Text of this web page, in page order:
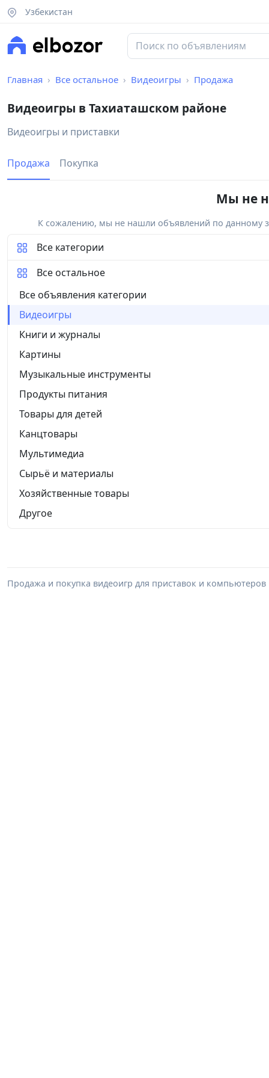
Узбекистан
Главная Все остальное Видеоигры Продажа
Видеоигры в Тахиаташском районе
Видеоигры и приставки
Продажа Покупка
Мы не
К сожалению, мы не нашли объявлений по данному
Все категории
Все остальное
Все объявления категории
Видеоигры
Книги и журналы
Картины
Музыкальные инструменты
Продукты питания
Товары для детей
Канцтовары
Мультимедиа
Сырьё и материалы
Хозяйственные товары
Другое
Продажа и покупка видеоигр для приставок и